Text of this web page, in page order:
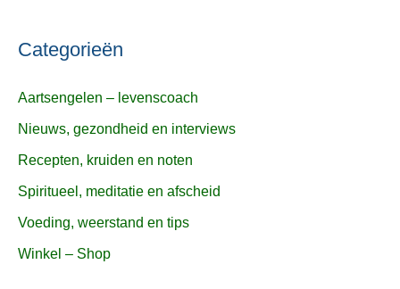
Categorieën
Aartsengelen – levenscoach
Nieuws, gezondheid en interviews
Recepten, kruiden en noten
Spiritueel, meditatie en afscheid
Voeding, weerstand en tips
Winkel – Shop